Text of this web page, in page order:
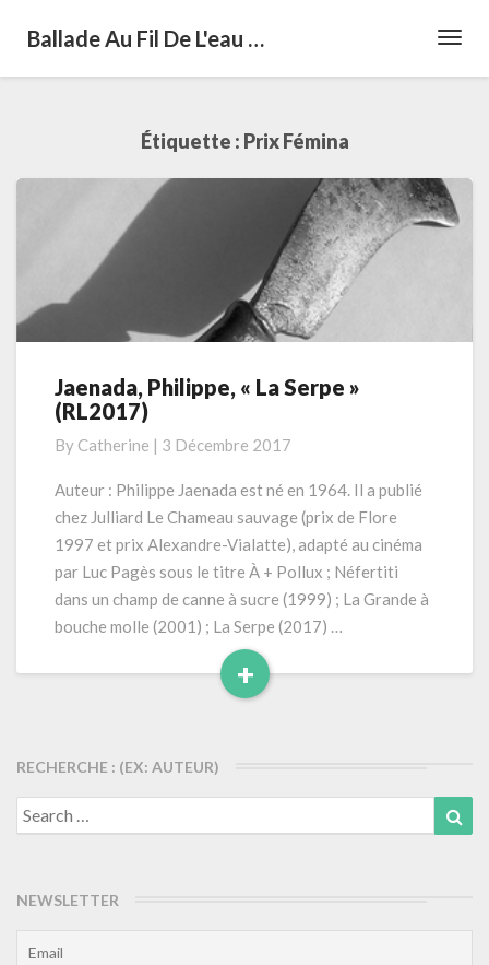
Ballade Au Fil De L'eau …
Étiquette : Prix Fémina
Jaenada,
Philippe,
Serpe »
(RL2017)
Jaenada, Philippe, « La Serpe »
(RL2017)
By Catherine | 3 Décembre 2017
Auteur : Philippe Jaenada est né en 1964. Il a publié
chez Julliard Le Chameau sauvage (prix de Flore
1997 et prix Alexandre-Vialatte), adapté au cinéma
par Luc Pagès sous le titre À + Pollux ; Néfertiti
dans un champ de canne à sucre (1999) ; La Grande à
bouche molle (2001) ; La Serpe (2017) …
+
Read
RECHERCHE : (EX: AUTEUR)
Search
for:
NEWSLETTER